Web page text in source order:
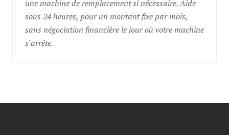
une machine de remplacement si nécessaire. Aide
sous 24 heures, pour un montant fixe par mois,
sans négociation financière le jour où votre machine
s'arrête.